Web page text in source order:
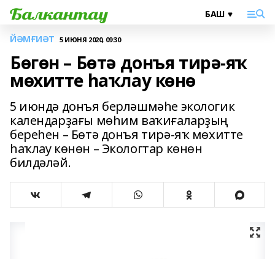
ЙӘМҒИӘТ 5 ИЮНЯ 2020, 09:30
Бөгөн – Бөтә донъя тирә-яҡ
мөхитте һаҡлау көнө
5 июндә донъя берләшмәһе экологик
календарҙағы мөһим ваҡиғаларҙың
береһен – Бөтә донъя тирә-яҡ мөхитте
һаҡлау көнөн – Экологтар көнөн
билдәләй.